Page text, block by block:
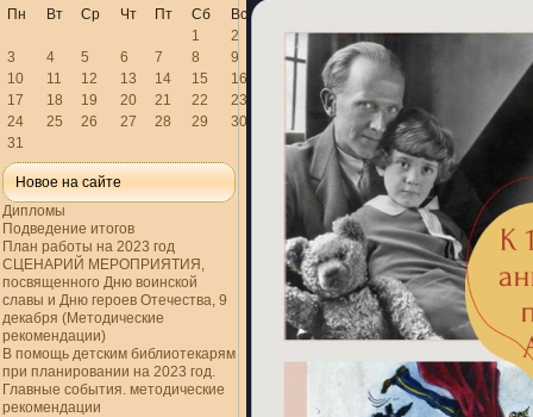
Пн Вт Ср Чт Пт Сб
Вс
1
2
3
4 5 6 7 8
9
10
11 12 13 14 15
16
17
18 19 20 21 22
23
24
25 26 27 28 29
30
31
Новое на сайте
Дипломы
Подведение итогов
План работы на 2023 год
СЦЕНАРИЙ МЕРОПРИЯТИЯ,
посвященного Дню воинской
славы и Дню героев Отечества, 9
декабря (Методические
рекомендации)
В помощь детским библиотекарям
при планировании на 2023 год.
Главные события. методические
рекомендации